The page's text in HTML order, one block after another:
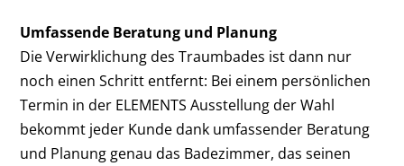
Umfassende Beratung und Planung
Die Verwirklichung des Traumbades ist dann nur
noch einen Schritt entfernt: Bei einem persönlichen
Termin in der ELEMENTS Ausstellung der Wahl
bekommt jeder Kunde dank umfassender Beratung
und Planung genau das Badezimmer, das seinen